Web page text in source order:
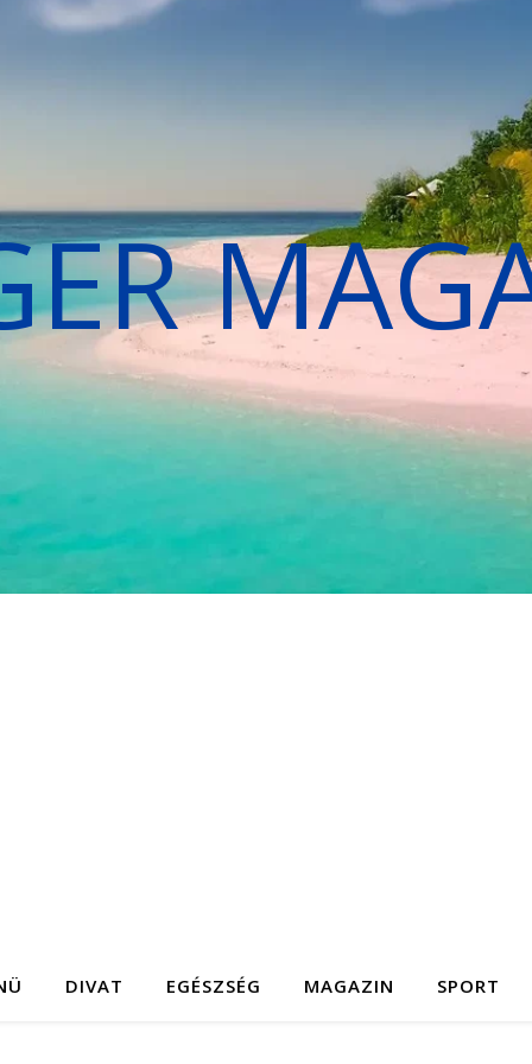
DIVAT EGÉSZSÉG MAGAZIN SPORT